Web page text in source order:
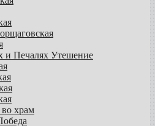
и Печалях Утешение
храм